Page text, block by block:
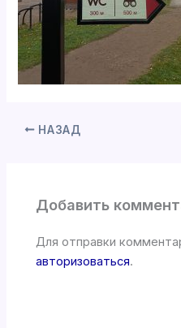
НАЗАД
Добавить
Для отправки
авторизоваться.